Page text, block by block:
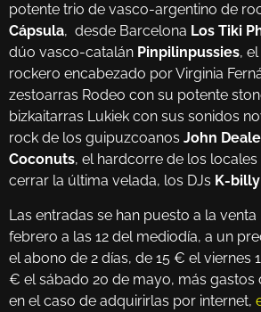
potente trio de vasco-argentino de
Cápsula, desde Barcelona Los Tiki
dúo vasco-catalán Pinpilinpussies,
rockero encabezado por Virginia
zestoarras Rodeo con su potente
bizkaitarras Lukiek con sus sonidos
rock de los guipuzcoanos John
Coconuts, el hardcorre de los locales
cerrar la última velada, los DJs K-
Las entradas se han puesto a la
febrero a las 12 del mediodía, a un
el abono de 2 días, de 15 € el viernes
€ el sábado 20 de mayo, más gastos
en el caso de adquirirlas por internet,